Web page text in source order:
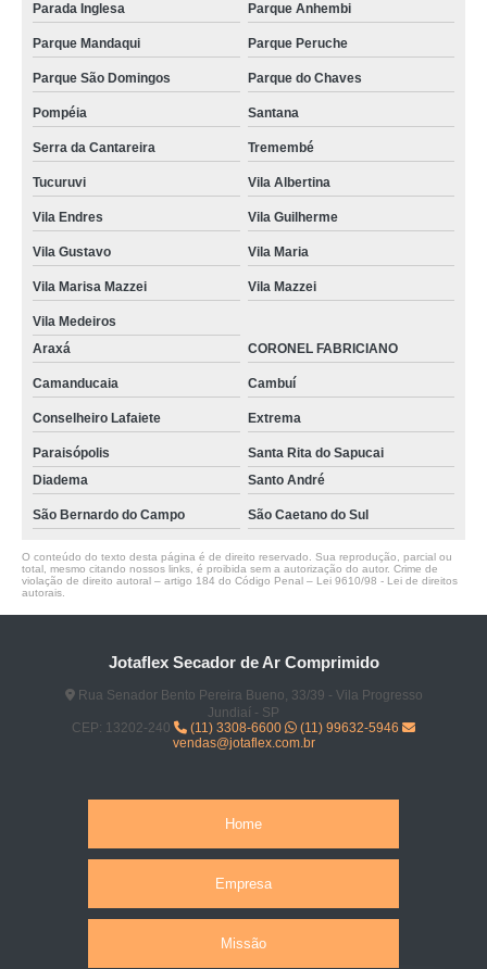
Parada Inglesa Parque Anhembi
Parque Mandaqui Parque Peruche
Parque São Domingos Parque do Chaves
Pompéia Santana
Serra da Cantareira Tremembé
Tucuruvi Vila Albertina
Vila Endres Vila Guilherme
Vila Gustavo Vila Maria
Vila Marisa Mazzei Vila Mazzei
Vila Medeiros
Araxá
CORONEL FABRICIANO
Camanducaia Cambuí
Conselheiro Lafaiete Extrema
Paraisópolis
Santa Rita do Sapucai
Diadema
Santo André
São Bernardo do Campo São Caetano do Sul
O conteúdo do texto desta página é de direito reservado. Sua reprodução, parcial ou
total, mesmo citando nossos links, é proibida sem a autorização do autor. Crime de
violação de direito autoral – artigo 184 do Código Penal – Lei 9610/98 - Lei de direitos
autorais
Jotaflex Secador de Ar Comprimido
Rua Senador Bento Pereira Bueno, 33/39 - Vila Progresso
Jundiaí - SP
CEP: 13202-240
(11) 3308-6600
(11) 99632-5946
vendas@jotaflex.com.br
Home
Empresa
Missão